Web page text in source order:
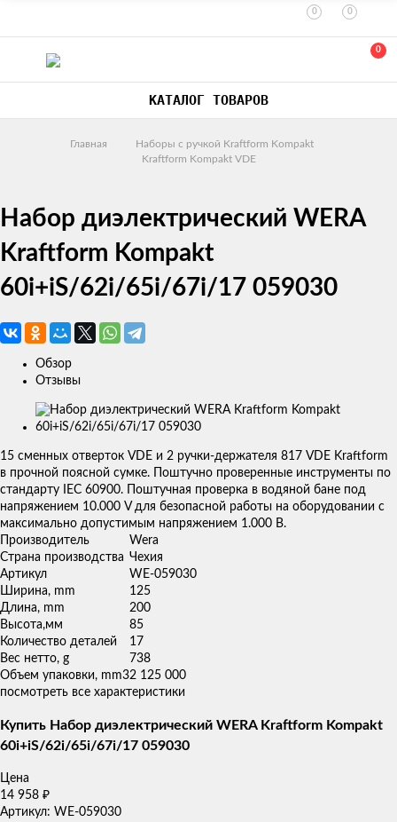
0 0
0
КАТАЛОГ ТОВАРОВ
Главная
Наборы с ручкой Kraftform Kompakt
Kraftform Kompakt VDE
Набор диэлектрический WERA
Kraftform Kompakt
60i+iS/62i/65i/67i/17 059030
Обзор
Отзывы
Изображения
15 сменных отверток VDE и 2 ручки-держателя 817 VDE Kraftform
в прочной поясной сумке. Поштучно проверенные инструменты по
стандарту IEC 60900. Поштучная проверка в водяной бане под
напряжением 10.000 V для безопасной работы на оборудовании с
максимально допустимым напряжением 1.000 В.
Производитель
Wera
Страна производства Чехия
Артикул
WE-059030
Ширина, mm
125
Длина, mm
200
Высота,мм
85
Количество деталей
17
Вес нетто, g
738
Объем упаковки, mm32 125 000
посмотреть все характеристики
Купить Набор диэлектрический WERA Kraftform Kompakt
60i+iS/62i/65i/67i/17 059030
Цена
14 958 ₽
Артикул: WE-059030